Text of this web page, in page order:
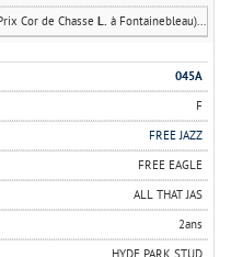
Cor de ChasseL. à Fontainebleau)...
045A
F
FREE JAZZ
FREE EAGLE
ALL THAT JAS
2ans
HYDE PARK STUD